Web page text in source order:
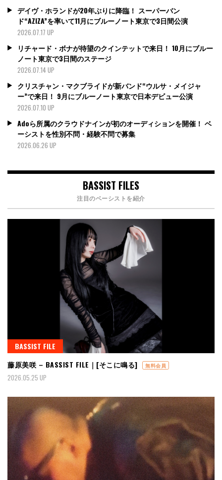
デイヴ・ホランドが20年ぶりに降臨！ スーパーバン
ド“AZIZA”を率いて11月にブルーノート東京で3日間公演
2026.07.17 UP
リチャード・ボナが待望のクインテットで来日！ 10月にブルー
ノート東京で3日間のステージ
2026.07.14 UP
クリスチャン・マクブライドが新バンド“ウルサ・メイジャ
ー”で来日！ 9月にブルーノート東京で日本デビュー公演
2026.07.10 UP
Adoら所属のクラウドナインが初のオーディションを開催！ ベ
ーシストを性別不問・経験不問で募集
2026.06.26 UP
BASSIST FILES
注目のベーシストを紹介
BASSIST FILE
藤原美咲 – BASSIST FILE｜[そこに鳴る]
無料会員
2026.05.25 UP